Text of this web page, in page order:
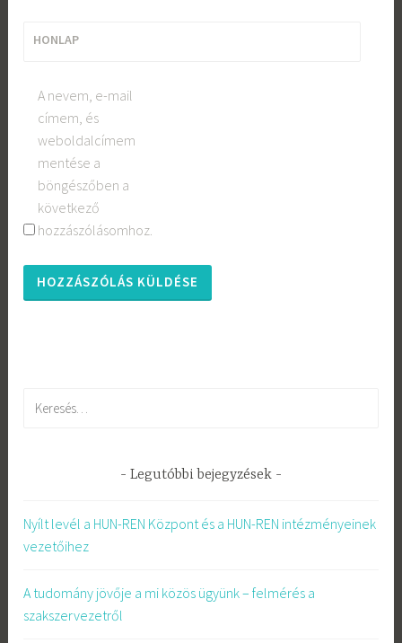
HONLAP
A nevem, e-mail
címem, és
weboldalcímem
mentése a
böngészőben a
következő
hozzászólásomhoz.
Legutóbbi bejegyzések
Nyílt levél a HUN-REN Központ és a HUN-REN intézményeinek
vezetőihez
A tudomány jövője a mi közös ügyünk – felmérés a
szakszervezetről